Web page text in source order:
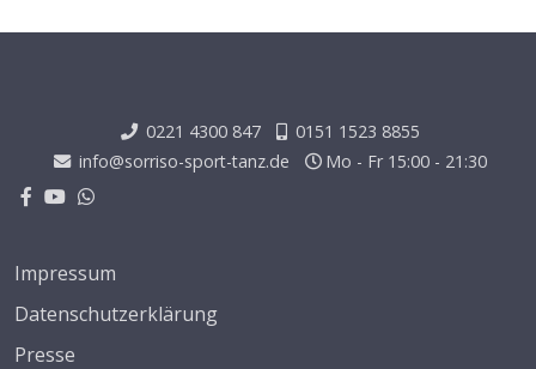
0221 4300 847
0151 1523 8855
info@sorriso-sport-tanz.de
Mo - Fr 15:00 - 21:30
Impressum
Datenschutzerklärung
Presse